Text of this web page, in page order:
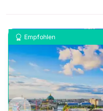
Empfohlen